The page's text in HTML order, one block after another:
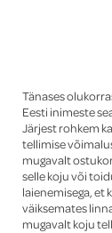
Tänases
Eesti inimeste
Järjest rohkem
tellimise
mugavalt
selle koju või
laienemisega, et
väiksemates
mugavalt koju